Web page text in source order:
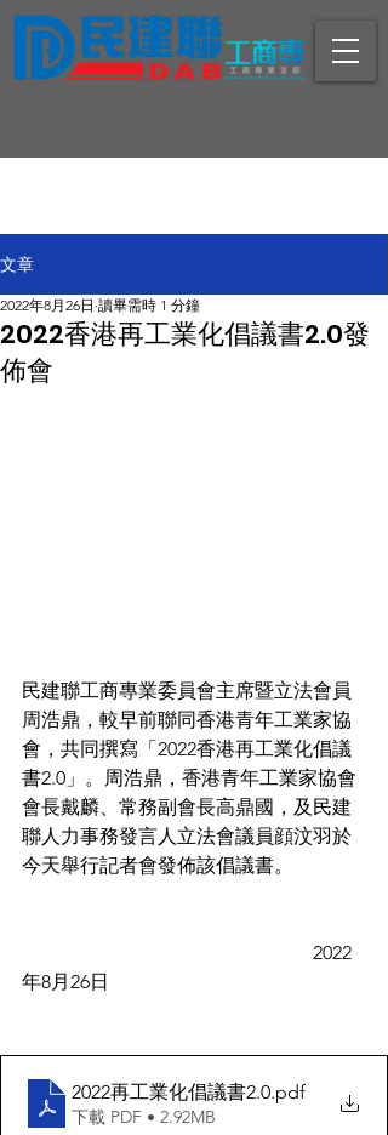
文章
2022香港再工業化倡議書2.0發
佈會
2022年8月26日 讀畢需時 1 分鐘
民建聯工商專業委員會主席暨立法會員
周浩鼎，較早前聯同香港青年工業家協
會，共同撰寫「2022香港再工業化倡議
書2.0」。周浩鼎，香港青年工業家協會
會長戴麟、常務副會長高鼎國，及民建
聯人力事務發言人立法會議員顔汶羽於
今天舉行記者會發佈該倡議書。
年8月26日
2022再工業化倡議書2.0.pdf
下載 PDF • 2.92MB